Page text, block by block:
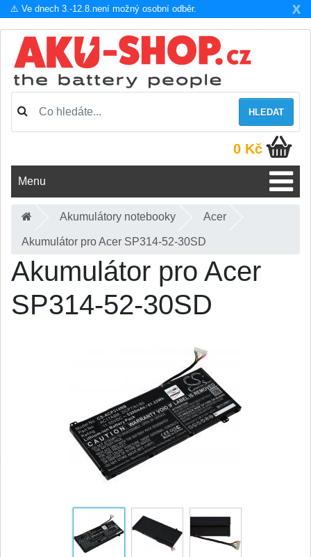
X
⚠️ Ve dnech 3.-12.8.není možný osobní odběr.
HLEDAT
0 Kč
Menu
Akumulátory notebooky Acer
Akumulátor pro Acer SP314-52-30SD
Akumulátor pro Acer
SP314-52-30SD